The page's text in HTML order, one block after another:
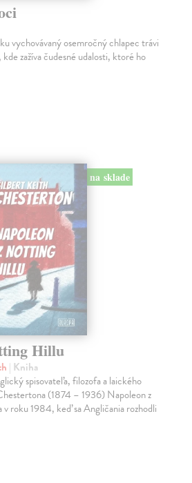
vychovávaný osemročný chlapec trávi
zažíva čudesné udalosti, ktoré ho
na sklade
Hillu
| Kniha
spisovateľa, filozofa a laického
(1874 – 1936) Napoleon z
roku 1984, keď sa Angličania rozhodli